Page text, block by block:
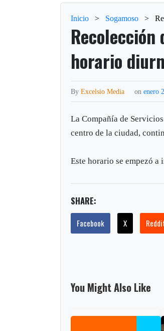
Inicio > Sogamoso >
horario
ByExcelsio Media onenero
La Compañía de
centro de la ciudad,
Este horario se empezó a
SHARE:
Facebook X
You Might Also Like